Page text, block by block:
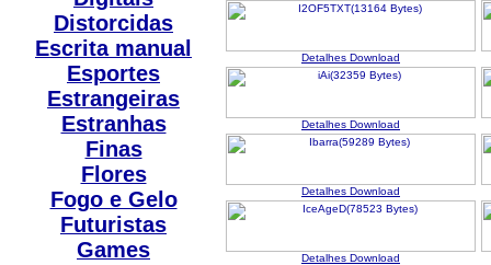
Distorcidas
Escrita manual
Esportes
Estrangeiras
Estranhas
Finas
Flores
Fogo e Gelo
Futuristas
Games
Detalhes Download
Detalhes Download
Detalhes Download
Detalhes Download